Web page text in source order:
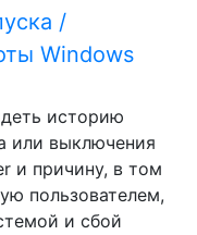
/
Windows
историю
или выключения
и причину, в том
пользователем,
и сбой